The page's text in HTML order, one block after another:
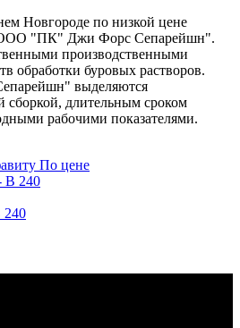
Новгороде по низкой цене
ООО "ПК" Джи Форс Сепарейшн".
производственными
обработки буровых растворов.
выделяются
сборкой, длительным сроком
рабочими показателями.
По цене
240